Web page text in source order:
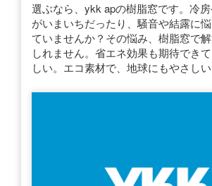
選ぶなら、ykk apの樹脂窓です。冷
がいまいちだったり、騒音や結露に
ていませんか？その悩み、樹脂窓で
しれません。省エネ効果も期待でき
しい。エコ素材で、地球にもやさしい